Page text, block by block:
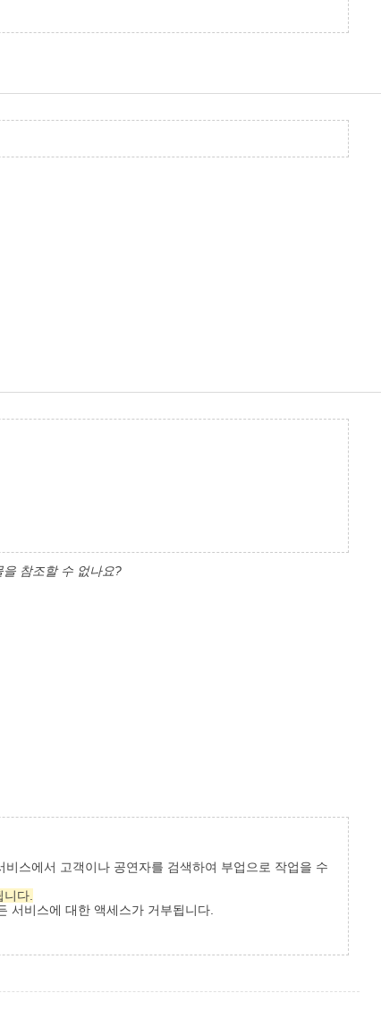
참조할 수 없나요?
스에서 고객이나 공연자를 검색하여 부업으로 작업을 수
다.
서비스에 대한 액세스가 거부됩니다.